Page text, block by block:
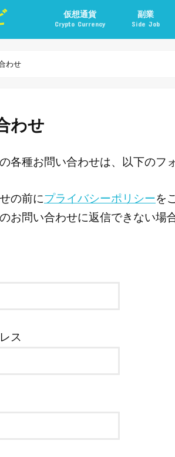
仮想通貨
Crypto Currency
副業
Side Job
わせ
わせ
各種お問い合わせは、以下のフ
の前にプライバシーポリシーを
お問い合わせに返信できない場
ス